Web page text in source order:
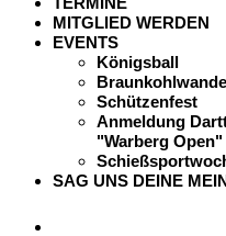
MITGLIED WERDEN
EVENTS
Königsball
Schützenfest
Anmeldung
"Warberg Open"
SAG UNS DEINE